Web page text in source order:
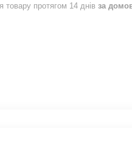
товару протягом 14 днів за